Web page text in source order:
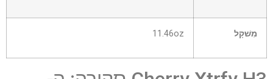
מִשׁקָל 11.46oz